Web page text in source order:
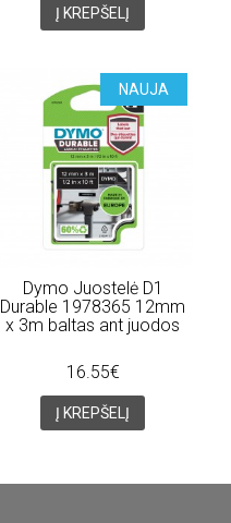
Į KREPŠELĮ
NAUJA
Dymo Juostelė D1
Durable 1978365 12mm
x 3m baltas ant juodos
16.55€
Į KREPŠELĮ